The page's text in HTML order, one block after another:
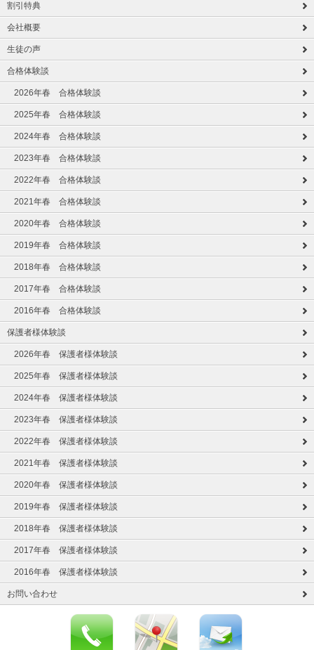
割引特典
会社概要
生徒の声
合格体験談
2026年春 合格体験談
2025年春 合格体験談
2024年春 合格体験談
2023年春 合格体験談
2022年春 合格体験談
2021年春 合格体験談
2020年春 合格体験談
2019年春 合格体験談
2018年春 合格体験談
2017年春 合格体験談
2016年春 合格体験談
保護者様体験談
2026年春 保護者様体験談
2025年春 保護者様体験談
2024年春 保護者様体験談
2023年春 保護者様体験談
2022年春 保護者様体験談
2021年春 保護者様体験談
2020年春 保護者様体験談
2019年春 保護者様体験談
2018年春 保護者様体験談
2017年春 保護者様体験談
2016年春 保護者様体験談
お問い合わせ